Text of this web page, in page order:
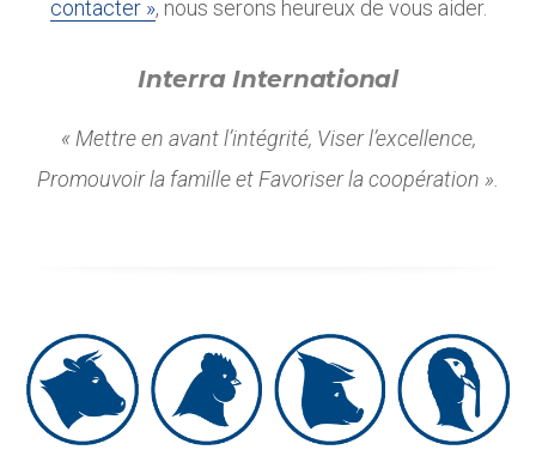
contacter », nous serons heureux de vous aider.
Interra International
« Mettre en avant l’intégrité, Viser l’excellence,
Promouvoir la famille et Favoriser la coopération ».